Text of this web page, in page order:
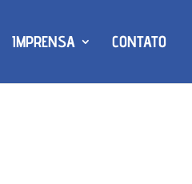
IMPRENSA CONTATO